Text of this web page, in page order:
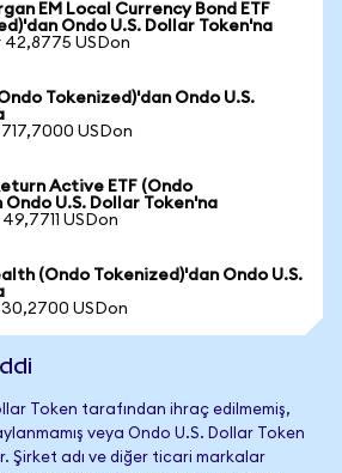
EM Local Currency Bond ETF
Ondo U.S. Dollar Token'na
42,8775 USDon
Tokenized)'dan Ondo U.S.
USDon
Active ETF (Ondo
U.S. Dollar Token'na
USDon
(Ondo Tokenized)'dan Ondo U.S.
USDon
Token tarafından ihraç edilmemiş,
veya Ondo U.S. Dollar Token
Şirket adı ve diğer ticari markalar